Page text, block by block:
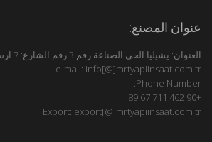
عنوان المصنع:
العنوان: يشيليا الحي الصناعة رقم 3 رقم الشارع: 7 ارسين\ترابزون
e-mail: info[@]mrtyapiinsaat.com.tr
Phone Number:
+90 462 711 67 89
Export: export[@]mrtyapiinsaat.com.tr